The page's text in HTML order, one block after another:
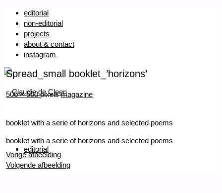
editorial
non-editorial
projects
about & contact
instagram
naar
de
inhoud
editorial
Spread_small booklet_’horizons’
Volledige
500 × 500pixels magazine
booklet with a serie of horizons and selected poems
booklet with a serie of horizons and selected poems
Vorige afbeelding
Volgende afbeelding